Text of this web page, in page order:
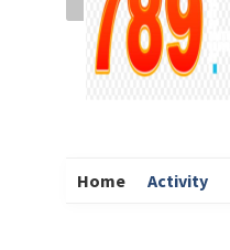
Home Activity